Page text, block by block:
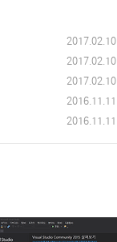
2017.02.10
2017.02.10
2017.02.10
2016.11.11
2016.11.11